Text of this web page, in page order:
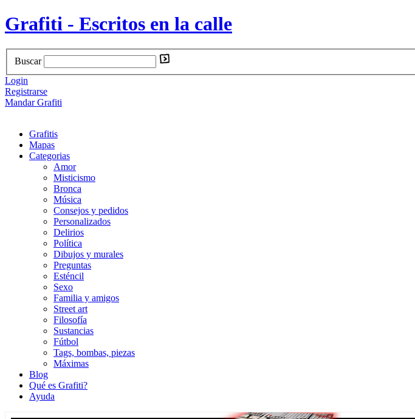
Grafiti - Escritos en la calle
Buscar
Login
Registrarse
Mandar Grafiti
Grafitis
Mapas
Categorias
Amor
Misticismo
Bronca
Música
Consejos y pedidos
Personalizados
Delirios
Política
Dibujos y murales
Preguntas
Esténcil
Sexo
Familia y amigos
Street art
Filosofía
Sustancias
Fútbol
Tags, bombas, piezas
Máximas
Blog
Qué es Grafiti?
Ayuda